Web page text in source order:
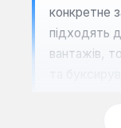
конкретне
підходять
вантажів,